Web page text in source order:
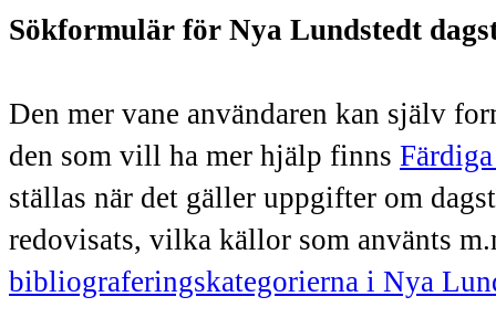
Sökformulär för Nya Lundstedt
Den mer vane användaren kan själv
den som vill ha mer hjälp finns
ställas när det gäller uppgifter om
redovisats, vilka källor som använts
bibliograferingskategorierna i Nya